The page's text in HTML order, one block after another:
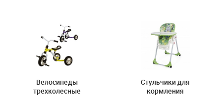
Велосипеды
трехколесные
Стульчики для
кормления